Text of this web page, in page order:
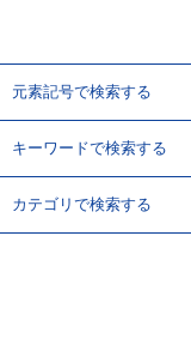
元素記号で検索する
キーワードで検索する
カテゴリで検索する